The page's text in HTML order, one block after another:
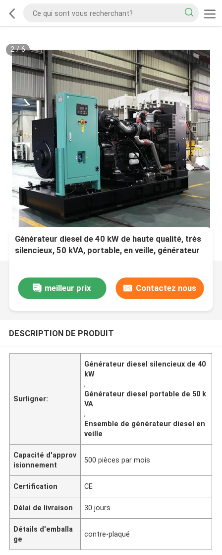
2/6
Générateur diesel de 40 kW de haute qualité, très
silencieux, 50 kVA, portable, en veille, générateur
meilleur prix Contactez nous
DESCRIPTION DE PRODUIT
Surligner:
Générateur diesel silencieux de 40
kW
,
Générateur diesel portable de 50 k
VA
,
Ensemble de générateur diesel en
veille
Capacité d'approv
isionnement
500 pièces par mois
Certification CE
Délai de livraison 30 jours
Détails d'emballa
ge
contre-plaqué